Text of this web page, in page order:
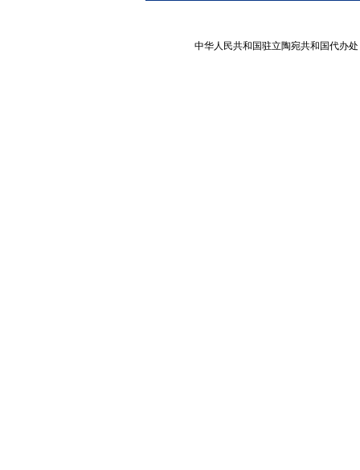
中华人民共和国驻立陶宛共和国代办处